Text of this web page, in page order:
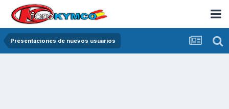
Presentaciones de nuevos usuarios